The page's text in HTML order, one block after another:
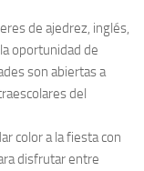
de ajedrez, inglés,
oportunidad de
son abiertas a
del
color a la fiesta con
disfrutar entre